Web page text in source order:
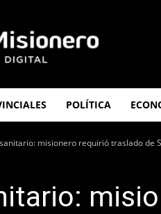
Misionero
POLÍTICA
misionero requirió traslado de